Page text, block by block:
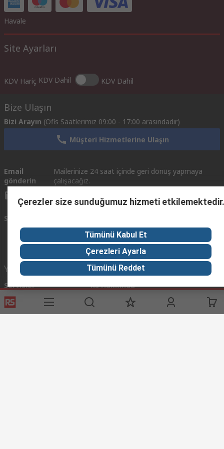
Havale
Site Ayarları
KDV Hariç KDV Dahil KDV Dahil
Bize Ulaşın
Bizi Arayın (Ofis Saatlerimiz 09:00 - 17:00 arasındadır)
Müşteri Hizmetlerine Ulaşın
Email
gönderin
Mailerinize 24 saat içinde geri dönüş yapmaya
çalışacağız.
Sosyal Medyada Biz
Yardımcı Bağlantılar
Servisler
Giriş Yap / Kayıt Ol
Ödeme Seçenekleri
RS Hakkında
RS Türkiye’ye Hosgeldiniz
Worldwide
Çerezler size sunduğumuz hizmeti etkilemektedir.
Tümünü Kabul Et
Çerezleri Ayarla
Tümünü Reddet